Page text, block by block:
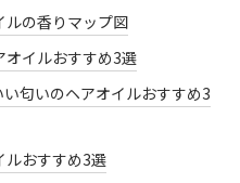
ルの香りマップ図
オイルおすすめ3選
匂いのヘアオイルおすすめ3
ルおすすめ3選